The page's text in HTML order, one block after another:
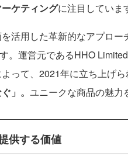
ケティングに注目していま
活用した革新的なアプロー
す。運営元であるHHO
って、2021年に立ち上げら
」。 ユニークな商品の魅力
供する価値